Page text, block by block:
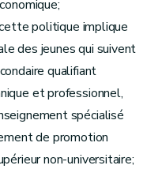
politique implique
des jeunes qui suivent
qualifiant
et professionnel,
spécialisé
de promotion
non-universitaire;